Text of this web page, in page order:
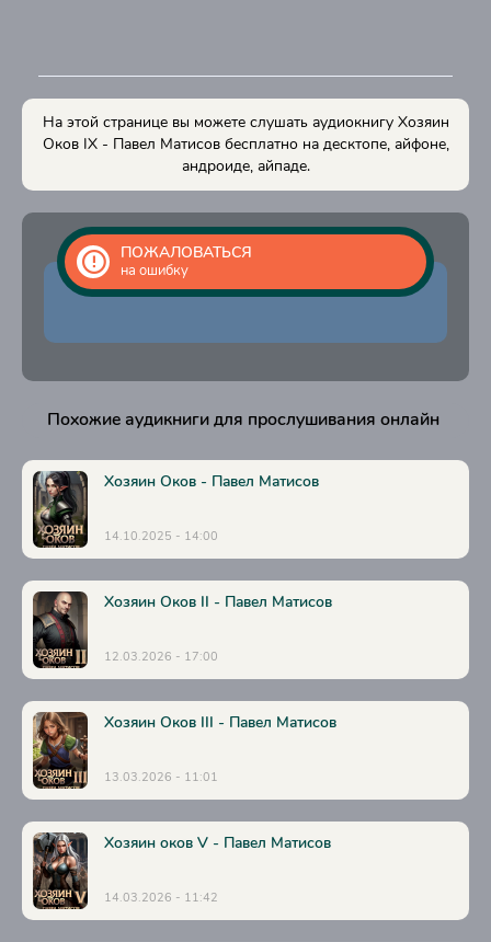
На этой странице вы можете слушать аудиокнигу Хозяин
Оков IX - Павел Матисов бесплатно на десктопе, айфоне,
андроиде, айпаде.
ПОЖАЛОВАТЬСЯ
на ошибку
Похожие аудикниги для прослушивания онлайн
Хозяин Оков - Павел Матисов
14.10.2025 - 14:00
Хозяин Оков II - Павел Матисов
12.03.2026 - 17:00
Хозяин Оков III - Павел Матисов
13.03.2026 - 11:01
Хозяин оков V - Павел Матисов
14.03.2026 - 11:42